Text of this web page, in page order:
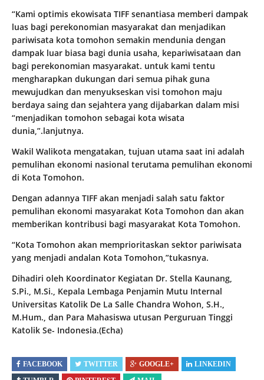
“Kami optimis ekowisata TIFF senantiasa memberi dampak
luas bagi perekonomian masyarakat dan menjadikan
pariwisata kota tomohon semakin mendunia dengan
dampak luar biasa bagi dunia usaha, kepariwisataan dan
bagi perekonomian masyarakat. untuk kami tentu
mengharapkan dukungan dari semua pihak guna
mewujudkan dan menyukseskan visi tomohon maju
berdaya saing dan sejahtera yang dijabarkan dalam misi
“menjadikan tomohon sebagai kota wisata
dunia,”.lanjutnya.
Wakil Walikota mengatakan, tujuan utama saat ini adalah
pemulihan ekonomi nasional terutama pemulihan ekonomi
di Kota Tomohon.
Dengan adannya TIFF akan menjadi salah satu faktor
pemulihan ekonomi masyarakat Kota Tomohon dan akan
memberikan kontribusi bagi masyarakat Kota Tomohon.
“Kota Tomohon akan memprioritaskan sektor pariwisata
yang menjadi andalan Kota Tomohon,”tukasnya.
Dihadiri oleh Koordinator Kegiatan Dr. Stella Kaunang,
S.Pi., M.Si., Kepala Lembaga Penjamin Mutu Internal
Universitas Katolik De La Salle Chandra Wohon, S.H.,
M.Hum., dan Para Mahasiswa utusan Perguruan Tinggi
Katolik Se- Indonesia.(Echa)
FACEBOOK TWITTER GOOGLE+
LINKEDIN